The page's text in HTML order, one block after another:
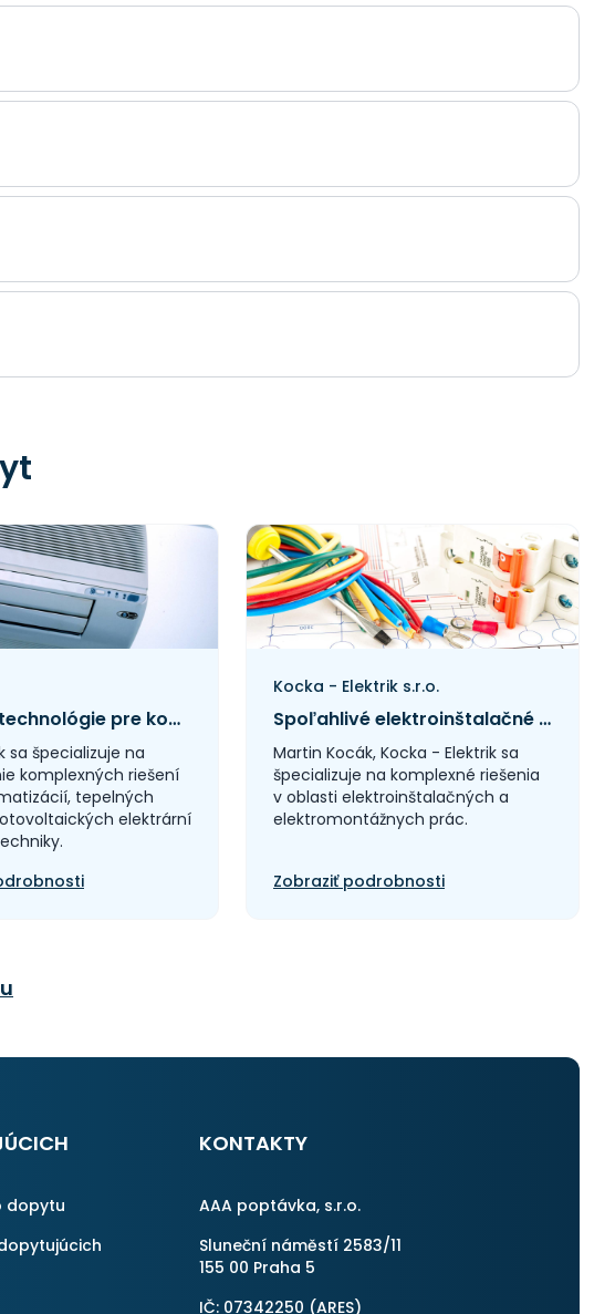
Moderné technológie pre komfort a úsporu energií
sa špecializuje na
komplexných riešení
tepelných
elektrární
Kocka - Elektrik s.r.o.
Spoľahlivé elektroinštalačné riešenia pre moderné domácnosti a firmy
Martin Kocák, Kocka - Elektrik sa
špecializuje na komplexné riešenia
v oblasti elektroinštalačných a
elektromontážnych prác.
Zobraziť podrobnosti
dopytu
KONTAKTY
AAA poptávka, s.r.o.
Sluneční náměstí 2583/11
155 00 Praha 5
IČ: 07342250 (ARES)